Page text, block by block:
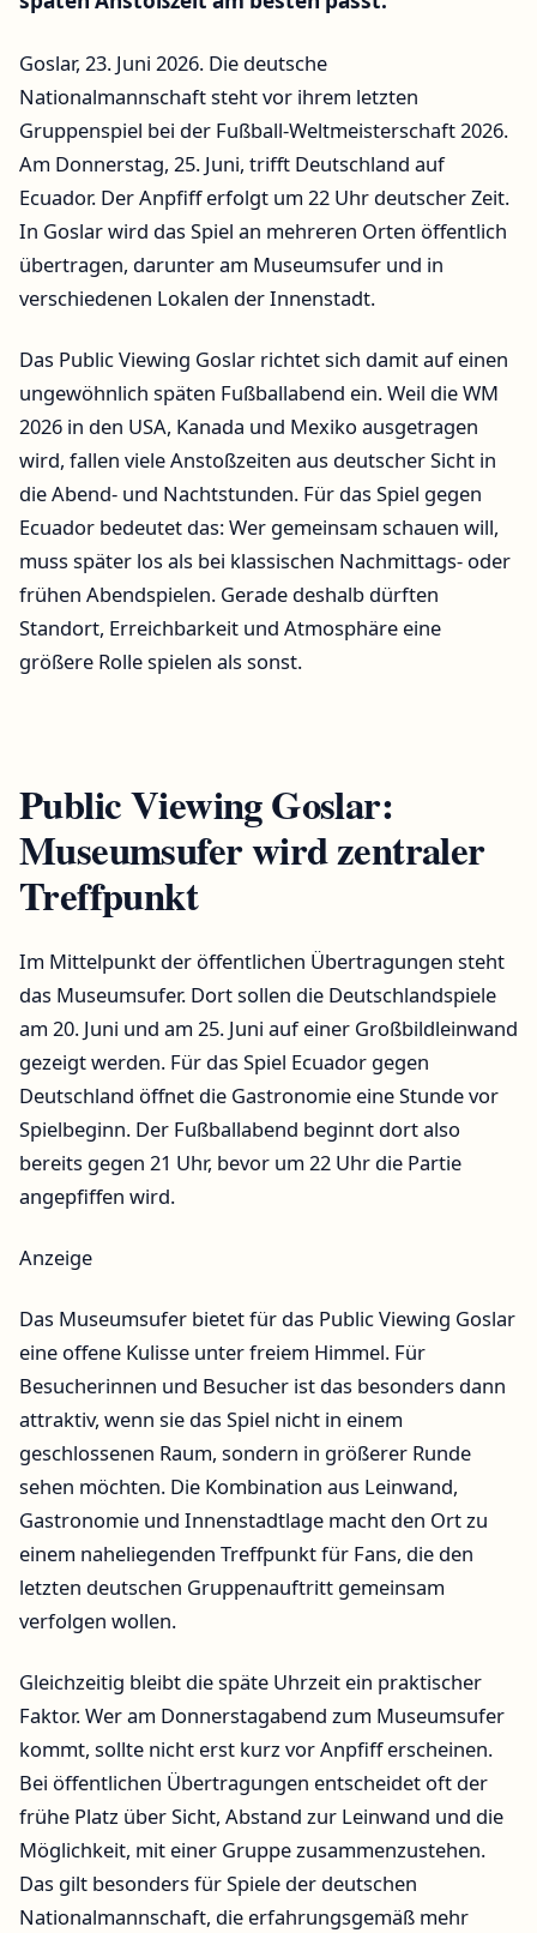
Goslar, 23. Juni 2026. Die deutsche
Nationalmannschaft steht vor ihrem letzten
Gruppenspiel bei der Fußball-Weltmeisterschaft 2026.
Am Donnerstag, 25. Juni, trifft Deutschland auf
Ecuador. Der Anpfiff erfolgt um 22 Uhr deutscher Zeit.
In Goslar wird das Spiel an mehreren Orten öffentlich
übertragen, darunter am Museumsufer und in
verschiedenen Lokalen der Innenstadt.
Das Public Viewing Goslar richtet sich damit auf einen
ungewöhnlich späten Fußballabend ein. Weil die WM
2026 in den USA, Kanada und Mexiko ausgetragen
wird, fallen viele Anstoßzeiten aus deutscher Sicht in
die Abend- und Nachtstunden. Für das Spiel gegen
Ecuador bedeutet das: Wer gemeinsam schauen will,
muss später los als bei klassischen Nachmittags- oder
frühen Abendspielen. Gerade deshalb dürften
Standort, Erreichbarkeit und Atmosphäre eine
größere Rolle spielen als sonst.
Public Viewing Goslar:
Museumsufer wird zentraler
Treffpunkt
Im Mittelpunkt der öffentlichen Übertragungen steht
das Museumsufer. Dort sollen die Deutschlandspiele
am 20. Juni und am 25. Juni auf einer Großbildleinwand
gezeigt werden. Für das Spiel Ecuador gegen
Deutschland öffnet die Gastronomie eine Stunde vor
Spielbeginn. Der Fußballabend beginnt dort also
bereits gegen 21 Uhr, bevor um 22 Uhr die Partie
angepfiffen wird.
Anzeige
Das Museumsufer bietet für das Public Viewing Goslar
eine offene Kulisse unter freiem Himmel. Für
Besucherinnen und Besucher ist das besonders dann
attraktiv, wenn sie das Spiel nicht in einem
geschlossenen Raum, sondern in größerer Runde
sehen möchten. Die Kombination aus Leinwand,
Gastronomie und Innenstadtlage macht den Ort zu
einem naheliegenden Treffpunkt für Fans, die den
letzten deutschen Gruppenauftritt gemeinsam
verfolgen wollen.
Gleichzeitig bleibt die späte Uhrzeit ein praktischer
Faktor. Wer am Donnerstagabend zum Museumsufer
kommt, sollte nicht erst kurz vor Anpfiff erscheinen.
Bei öffentlichen Übertragungen entscheidet oft der
frühe Platz über Sicht, Abstand zur Leinwand und die
Möglichkeit, mit einer Gruppe zusammenzustehen.
Das gilt besonders für Spiele der deutschen
Nationalmannschaft, die erfahrungsgemäß mehr